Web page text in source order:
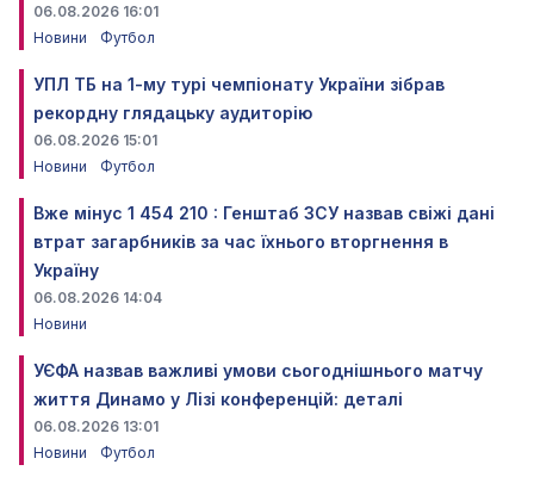
06.08.2026 16:01
Новини
Футбол
УПЛ ТБ на 1-му турі чемпіонату України зібрав
рекордну глядацьку аудиторію
06.08.2026 15:01
Новини
Футбол
Вже мінус 1 454 210 : Генштаб ЗСУ назвав свіжі дані
втрат загарбників за час їхнього вторгнення в
Україну
06.08.2026 14:04
Новини
УЄФА назвав важливі умови сьогоднішнього матчу
життя Динамо у Лізі конференцій: деталі
06.08.2026 13:01
Новини
Футбол